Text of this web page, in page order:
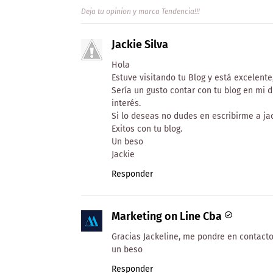
Deja tu opinion y marca Tendencia!!!
Jackie Silva
Hola
Estuve visitando tu Blog y está
Sería un gusto contar con tu blog en mi
interés.
Si lo deseas no dudes en escribirme a
Exitos con tu blog.
Un beso
Jackie
Responder
Marketing on Line Cba
Gracias Jackeline, me pondre en
un beso
Responder